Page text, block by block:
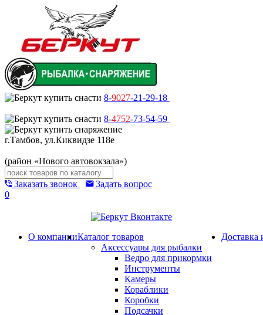
8-9027-21-29-18
8-4752-73-54-59
г.Тамбов, ул.Киквидзе 118е
(район «Нового автовокзала»)
Заказать звонок
Задать вопрос
0
О компанииКаталог товаров
Аксессуары для рыбалки
Ведро для прикормки
Инструменты
Камеры
Кораблики
Коробки
Подсачки
Доставка